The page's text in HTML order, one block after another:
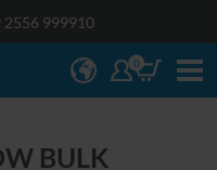
2556 999910
0
BULK